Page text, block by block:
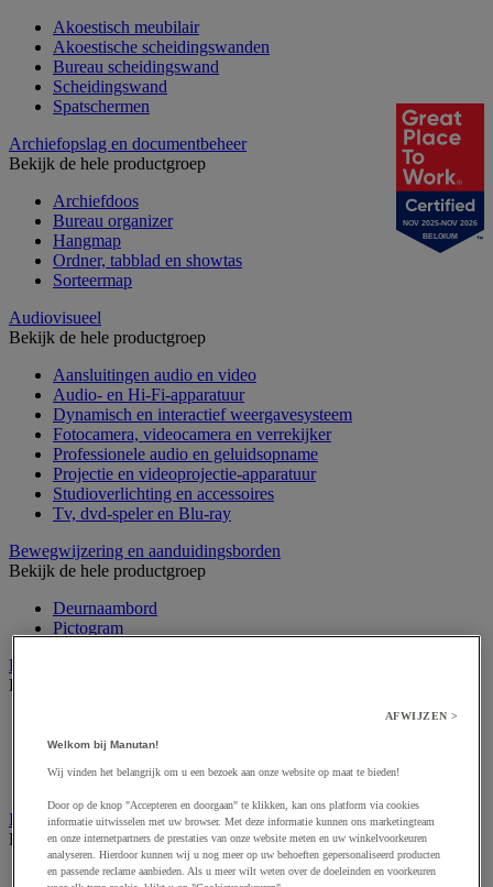
Akoestisch meubilair
Akoestische scheidingswanden
Bureau scheidingswand
Scheidingswand
Spatschermen
Archiefopslag en documentbeheer
Bekijk de hele productgroep
Archiefdoos
Bureau organizer
Hangmap
Ordner, tabblad en showtas
Sorteermap
Audiovisueel
Bekijk de hele productgroep
Aansluitingen audio en video
Audio- en Hi-Fi-apparatuur
Dynamisch en interactief weergavesysteem
Fotocamera, videocamera en verrekijker
Professionele audio en geluidsopname
Projectie en videoprojectie-apparatuur
Studioverlichting en accessoires
Tv, dvd-speler en Blu-ray
Bewegwijzering en aanduidingsborden
Bekijk de hele productgroep
Deurnaambord
Pictogram
Folderrek en -houder
Bekijk de hele productgroep
Mobiel folderrek
Wandfolderhouder
Inname en beheer van geld
Bekijk de hele productgroep
Barcode scanner en accessoires
NOV 2025-NOV 2026
BELGIUM
AFWIJZEN >
Welkom bij Manutan!
Wij vinden het belangrijk om u een bezoek aan onze website op maat te bieden!
Door op de knop "Accepteren en doorgaan" te klikken, kan ons platform via cookies
informatie uitwisselen met uw browser. Met deze informatie kunnen ons marketingteam
en onze internetpartners de prestaties van onze website meten en uw winkelvoorkeuren
analyseren. Hierdoor kunnen wij u nog meer op uw behoeften gepersonaliseerd producten
en passende reclame aanbieden. Als u meer wilt weten over de doeleinden en voorkeuren